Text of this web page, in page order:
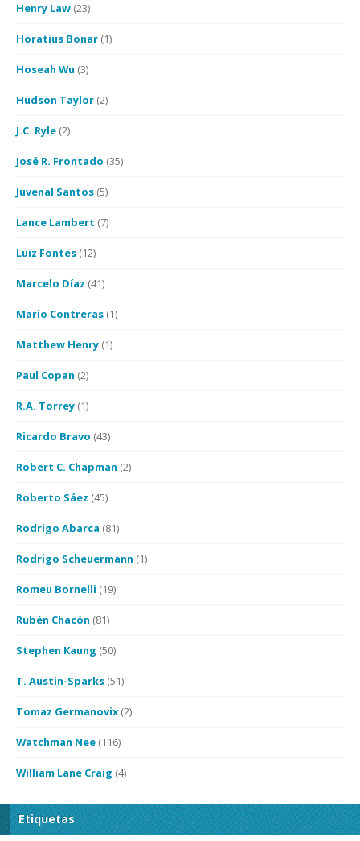
Henry Law (23)
Horatius Bonar (1)
Hoseah Wu (3)
Hudson Taylor (2)
J.C. Ryle (2)
José R. Frontado (35)
Juvenal Santos (5)
Lance Lambert (7)
Luiz Fontes (12)
Marcelo Díaz (41)
Mario Contreras (1)
Matthew Henry (1)
Paul Copan (2)
R.A. Torrey (1)
Ricardo Bravo (43)
Robert C. Chapman (2)
Roberto Sáez (45)
Rodrigo Abarca (81)
Rodrigo Scheuermann (1)
Romeu Bornelli (19)
Rubén Chacón (81)
Stephen Kaung (50)
T. Austin-Sparks (51)
Tomaz Germanovix (2)
Watchman Nee (116)
William Lane Craig (4)
Etiquetas